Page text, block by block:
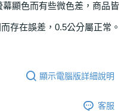
顯色而有些微色差，商品皆
存在誤差，0.5公分屬正常。
顯示電腦版詳細說明
客服